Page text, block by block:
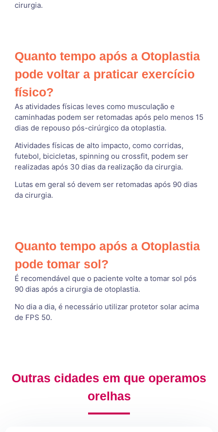
cirurgia.
Quanto tempo após a Otoplastia
pode voltar a praticar exercício
físico?
As atividades físicas leves como musculação e
caminhadas podem ser retomadas após pelo menos 15
dias de repouso pós-cirúrgico da otoplastia.
Atividades físicas de alto impacto, como corridas,
futebol, bicicletas, spinning ou crossfit, podem ser
realizadas após 30 dias da realização da cirurgia.
Lutas em geral só devem ser retomadas após 90 dias
da cirurgia.
Quanto tempo após a Otoplastia
pode tomar sol?
É recomendável que o paciente volte a tomar sol pós
90 dias após a cirurgia de otoplastia.
No dia a dia, é necessário utilizar protetor solar acima
de FPS 50.
Outras cidades em que operamos
orelhas